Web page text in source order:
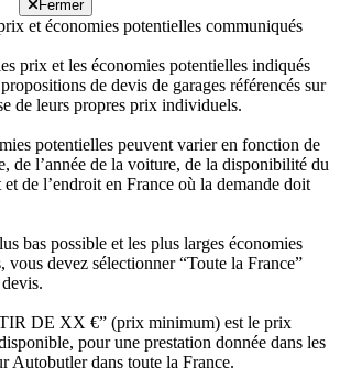
Fermer
et économies potentielles communiqués
prix et les économies potentielles indiqués
de devis de garages référencés sur
de leurs propres prix individuels.
potentielles peuvent varier en fonction de
de l’année de la voiture, de la disponibilité du
de l’endroit en France où la demande doit
bas possible et les plus larges économies
vous devez sélectionner “Toute la France”
DE XX €” (prix minimum) est le prix
pour une prestation donnée dans les
Autobutler dans toute la France.